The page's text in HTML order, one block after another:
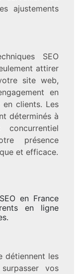
ajustements
SEO
attirer
site web,
en
clients. Les
déterminés à
présence
et efficace.
en France
en ligne
détiennent les
vos